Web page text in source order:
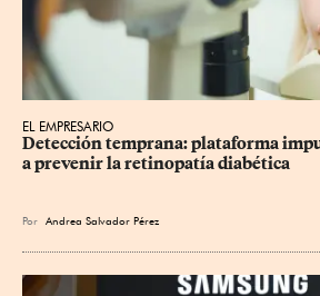
EL EMPRESARIO
Detección temprana: plataforma
a prevenir la retinopatía diabética
Por Andrea Salvador Pérez